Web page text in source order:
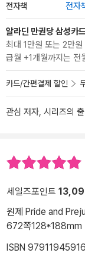
전자책 전자
알라딘 만권당 삼성카
최대 1만원 또는 2만
급월 +1개월까지는 전
카드/간편결제 할인
관심 저자, 시리즈의
세일즈포인트
원제 Pride and
672쪽128*188mm
ISBN